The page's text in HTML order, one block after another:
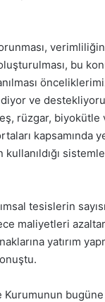
bu
ve
rüzgar,
kapsamında
tesislerin
maliyetleri
yatırım
Kurumunun